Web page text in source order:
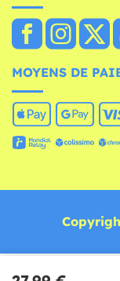
MOYENS DE